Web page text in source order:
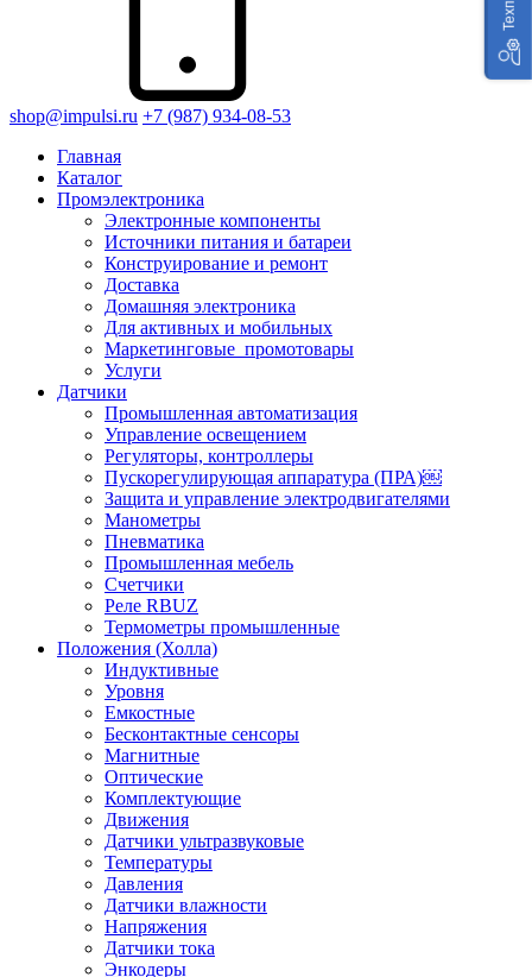
shop@impulsi.ru +7 (987) 934-08-53
Главная
Каталог
Промэлектроника
Электронные компоненты
Источники питания и батареи
Конструирование и ремонт
Доставка
Домашняя электроника
Для активных и мобильных
Маркетинговые_промотовары
Услуги
Датчики
Промышленная автоматизация
Управление освещением
Регуляторы, контроллеры
Пускорегулирующая аппаратура (ПРА)￼
Защита и управление электродвигателями
Манометры
Пневматика
Промышленная мебель
Счетчики
Реле RBUZ
Термометры промышленные
Положения (Холла)
Индуктивные
Уровня
Емкостные
Бесконтактные сенсоры
Магнитные
Оптические
Комплектующие
Движения
Датчики ультразвуковые
Температуры
Давления
Датчики влажности
Напряжения
Датчики тока
Энкодеры